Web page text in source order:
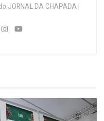
JORNAL DA CHAPADA |